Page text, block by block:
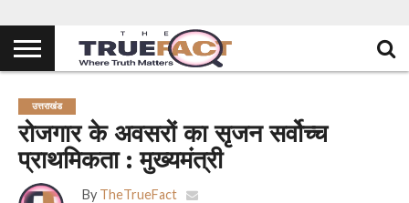
उत्तराखंड
रोजगार के अवसरों का सृजन सर्वोच्च
प्राथमिकता : मुख्यमंत्री
By TheTrueFact